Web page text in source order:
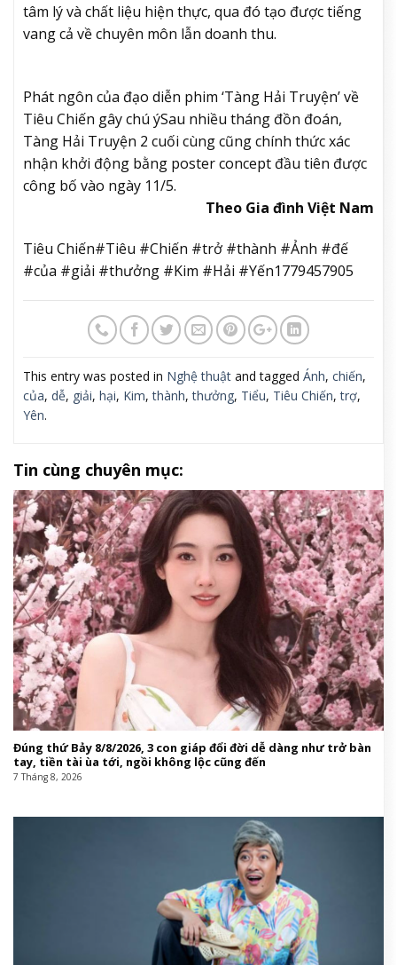
tâm lý và chất liệu hiện thực, qua đó tạo được tiếng
vang cả về chuyên môn lẫn doanh thu.
Phát ngôn của đạo diễn phim ‘Tàng Hải Truyện’ về
Tiêu Chiến gây chú ýSau nhiều tháng đồn đoán,
Tàng Hải Truyện 2 cuối cùng cũng chính thức xác
nhận khởi động bằng poster concept đầu tiên được
công bố vào ngày 11/5.
Theo Gia đình Việt Nam
Tiêu Chiến#Tiêu #Chiến #trở #thành #Ảnh #đế
#của #giải #thưởng #Kim #Hải #Yến1779457905
This entry was posted in Nghệ thuật and tagged Ánh, chiến,
của, dễ, giải, hại, Kim,thành,thưởng, Tiểu, Tiêu Chiến,trợ,
Yên.
Tin cùng chuyên mục:
Đúng thứ Bảy 8/8/2026, 3 con giáp đổi đời dễ dàng như trở bàn
tay, tiền tài ùa tới, ngồi không lộc cũng đến
7 Tháng 8, 2026